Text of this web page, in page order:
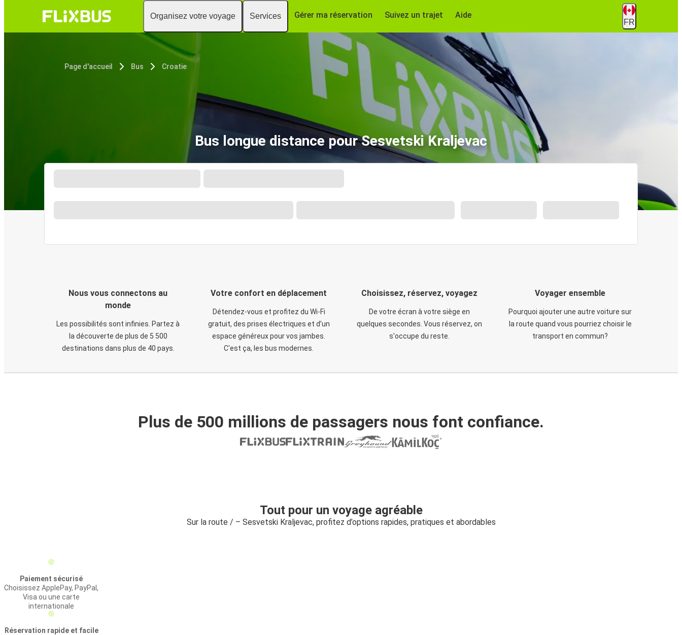
Organisez votre voyage Services Gérer ma réservation Suivez un trajet Aide
FR
Page d'accueil Bus Croatie
Bus longue distance pour Sesvetski Kraljevac
Nous vous connectons au
monde
Les possibilités sont infinies. Partez à
la découverte de plus de 5 500
destinations dans plus de 40 pays.
Votre confort en déplacement
Détendez-vous et profitez du Wi-Fi
gratuit, des prises électriques et d’un
espace généreux pour vos jambes.
C'est ça, les bus modernes.
Choisissez, réservez, voyagez
De votre écran à votre siège en
quelques secondes. Vous réservez, on
s'occupe du reste.
Voyager ensemble
Pourquoi ajouter une autre voiture sur
la route quand vous pourriez choisir le
transport en commun?
Plus de 500 millions de passagers nous font confiance.
Tout pour un voyage agréable
Sur la route / – Sesvetski Kraljevac, profitez d’options rapides, pratiques et abordables
Paiement sécurisé
Choisissez ApplePay, PayPal,
Visa ou une carte
internationale
Réservation rapide et facile